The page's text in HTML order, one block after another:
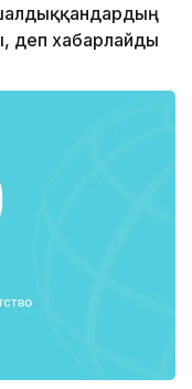
деп хабарлайды